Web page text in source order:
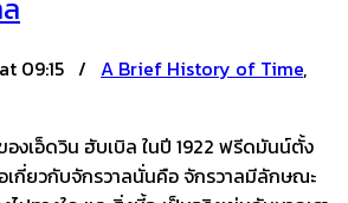
09:15 / A Brief History of Time,
งเอ็ดวิน ฮับเบิล ในปี 1922 ฟรีดมันน์ตั้ง
กี่ยวกับจักรวาลนั่นคือ จักรวาลมีลักษณะ